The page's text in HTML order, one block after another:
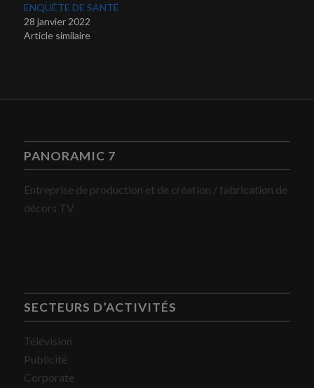
ENQUÊTE DE SANTÉ
28 janvier 2022
Article similaire
PANORAMIC 7
Entreprise de production et de création / fabrication de
décors TV
SECTEURS D’ACTIVITÉS
Télévision
Publicité
Corporate